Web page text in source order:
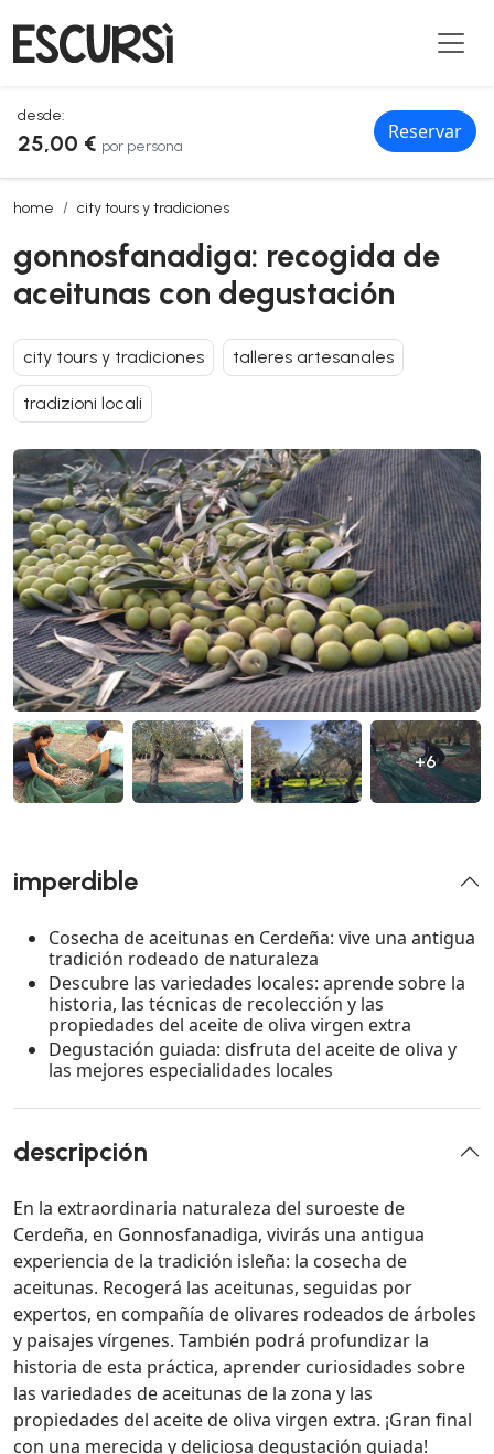
desde:
25,00 € por persona
Reservar
home city tours y tradiciones
gonnosfanadiga: recogida de aceitunas con degustación
gonnosfanadiga: recogida de
aceitunas con degustación
city tours y tradiciones talleres artesanales
tradizioni locali
+6
imperdible
Cosecha de aceitunas en Cerdeña: vive una antigua
tradición rodeado de naturaleza
Descubre las variedades locales: aprende sobre la
historia, las técnicas de recolección y las
propiedades del aceite de oliva virgen extra
Degustación guiada: disfruta del aceite de oliva y
las mejores especialidades locales
descripción
En la extraordinaria naturaleza del suroeste de
Cerdeña, en Gonnosfanadiga, vivirás una antigua
experiencia de la tradición isleña: la cosecha de
aceitunas. Recogerá las aceitunas, seguidas por
expertos, en compañía de olivares rodeados de árboles
y paisajes vírgenes. También podrá profundizar la
historia de esta práctica, aprender curiosidades sobre
las variedades de aceitunas de la zona y las
propiedades del aceite de oliva virgen extra. ¡Gran final
con una merecida y deliciosa degustación guiada!